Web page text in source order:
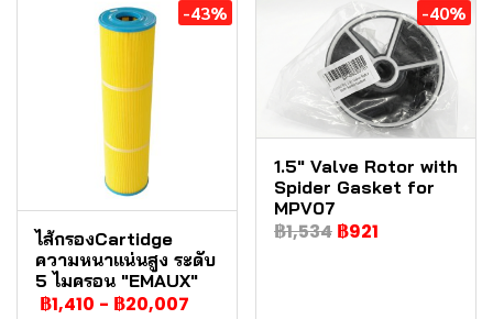
-43%
ไส้กรองCartidge
ความหนาแน่นสูง ระดับ
5 ไมครอน "EMAUX"
฿1,410 - ฿20,007
-40%
1.5" Valve Rotor with
Spider Gasket for
MPV07
฿1,534 ฿921